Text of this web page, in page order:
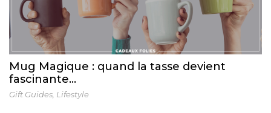
Mug Magique : quand la tasse devient
fascinante…
Gift Guides Lifestyle